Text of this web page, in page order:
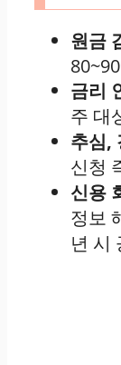
원금
금리
주 대
추심,
신청
신용
정보
년 시